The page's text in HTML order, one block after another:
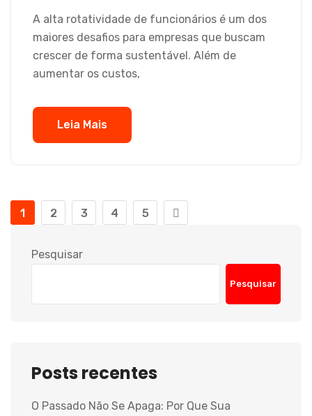
A alta rotatividade de funcionários é um dos
maiores desafios para empresas que buscam
crescer de forma sustentável. Além de
aumentar os custos,
Leia Mais
1 2 3 4 5
Pesquisar
Pesquisar
Posts recentes
O Passado Não Se Apaga: Por Que Sua